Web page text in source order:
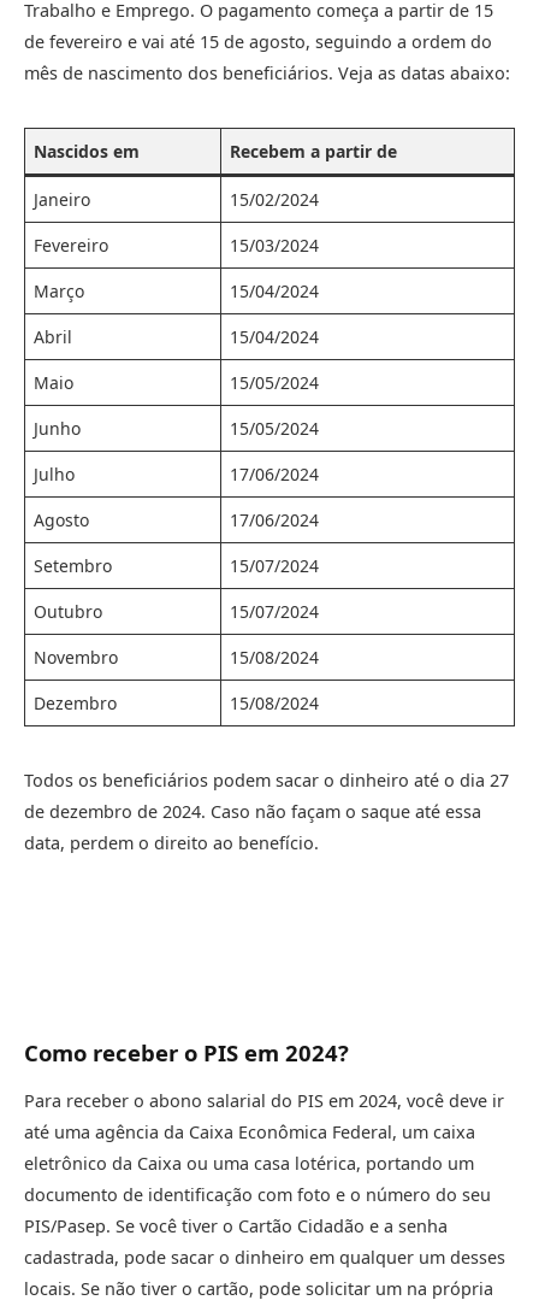
Trabalho e Emprego. O pagamento começa a partir de 15
de fevereiro e vai até 15 de agosto, seguindo a ordem do
mês de nascimento dos beneficiários. Veja as datas abaixo:
Nascidos em Recebem a partir de
Janeiro
15/02/2024
Fevereiro
15/03/2024
Março
15/04/2024
Abril
15/04/2024
Maio
15/05/2024
Junho
15/05/2024
Julho
17/06/2024
Agosto
17/06/2024
Setembro
15/07/2024
Outubro
15/07/2024
Novembro
15/08/2024
Dezembro
15/08/2024
Todos os beneficiários podem sacar o dinheiro até o dia 27
de dezembro de 2024. Caso não façam o saque até essa
data, perdem o direito ao benefício.
Como receber o PIS em 2024?
Para receber o abono salarial do PIS em 2024, você deve ir
até uma agência da Caixa Econômica Federal, um caixa
eletrônico da Caixa ou uma casa lotérica, portando um
documento de identificação com foto e o número do seu
PIS/Pasep. Se você tiver o Cartão Cidadão e a senha
cadastrada, pode sacar o dinheiro em qualquer um desses
locais. Se não tiver o cartão, pode solicitar um na própria